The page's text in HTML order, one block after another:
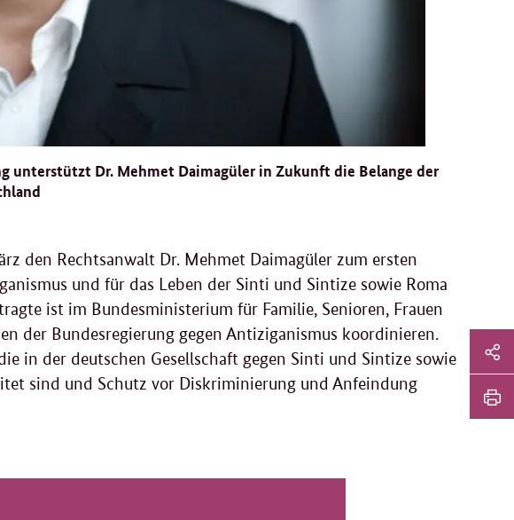
unterstützt Dr. Mehmet Daimagüler in Zukunft die Belange der
den Rechtsanwalt Dr. Mehmet Daimagüler zum ersten
und für das Leben der Sinti und Sintize sowie Roma
ist im Bundesministerium für Familie, Senioren, Frauen
der Bundesregierung gegen Antiziganismus koordinieren.
in der deutschen Gesellschaft gegen Sinti und Sintize sowie
sind und Schutz vor Diskriminierung und Anfeindung